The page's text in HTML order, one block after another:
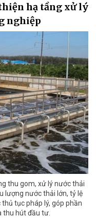
hạ tầng xử lý
nghiệp
thu gom, xử lý nước thải
lượng nước thải lớn, tỷ lệ
tục pháp lý, góp phần
thu hút đầu tư.